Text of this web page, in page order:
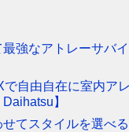
強なアトレーサバ
で自由自在に室内ア
Daihatsu】
てスタイルを選べ